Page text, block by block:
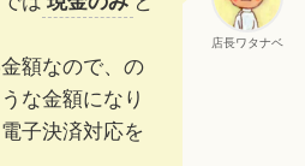
店長ワタナベ
額なので、の
な金額になり
子決済対応を